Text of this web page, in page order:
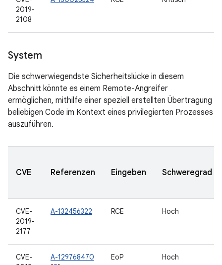
2019-
2108
System
Die schwerwiegendste Sicherheitslücke in diesem
Abschnitt könnte es einem Remote-Angreifer
ermöglichen, mithilfe einer speziell erstellten Übertragung
beliebigen Code im Kontext eines privilegierten Prozesses
auszuführen.
CVE Referenzen Eingeben Schweregrad
CVE-
2019-
2177
A-132456322 RCE Hoch
CVE-
A-129768470
EoP Hoch